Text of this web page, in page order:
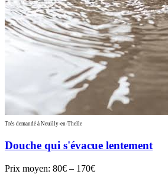
Très demandé à Neuilly-en-Thelle
Douche qui s'évacue lentement
Prix moyen: 80€ – 170€